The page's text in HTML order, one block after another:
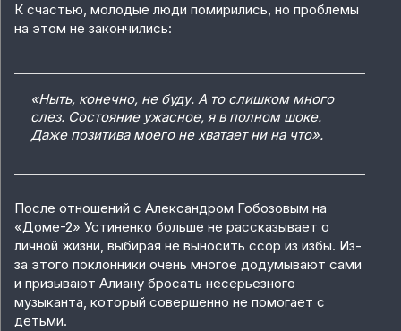
К счастью, молодые люди помирились, но проблемы
на этом не закончились:
«Ныть, конечно, не буду. А то слишком много
слез. Состояние ужасное, я в полном шоке.
Даже позитива моего не хватает ни на что».
После отношений с Александром Гобозовым на
«Доме-2» Устиненко больше не рассказывает о
личной жизни, выбирая не выносить ссор из избы. Из-
за этого поклонники очень многое додумывают сами
и призывают Алиану бросать несерьезного
музыканта, который совершенно не помогает с
детьми.